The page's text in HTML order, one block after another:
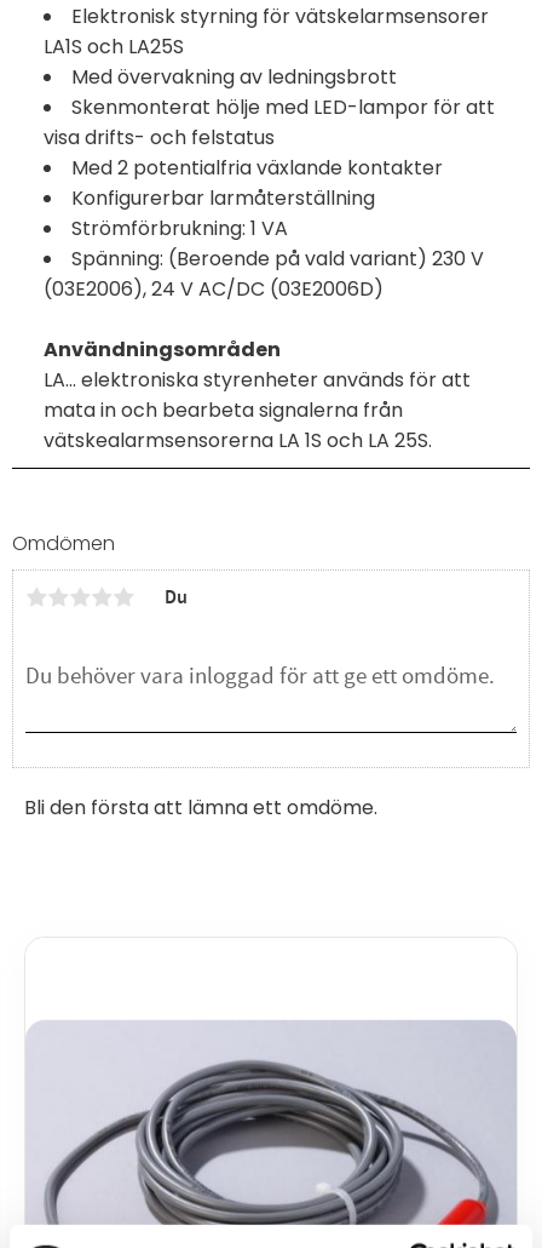
Elektronisk styrning för vätskelarmsensorer
LA1S och LA25S
Med övervakning av ledningsbrott
Skenmonterat hölje med LED-lampor för att
visa drifts- och felstatus
Med 2 potentialfria växlande kontakter
Konfigurerbar larmåterställning
Strömförbrukning: 1 VA
Spänning: (Beroende på vald variant) 230 V
(03E2006), 24 V AC/DC (03E2006D)
Användningsområden
LA... elektroniska styrenheter används för att
mata in och bearbeta signalerna från
vätskealarmsensorerna LA 1S och LA 25S.
Omdömen
Du
Bli den första att lämna ett omdöme.